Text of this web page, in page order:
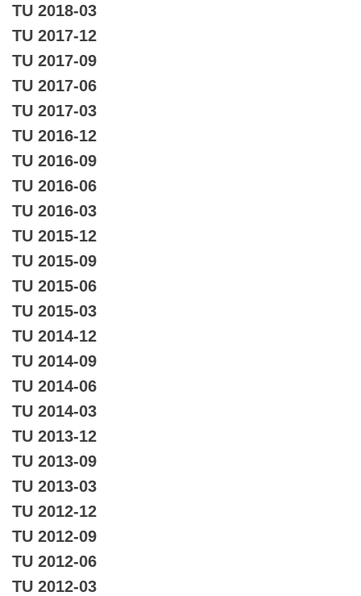
TU 2018-03
TU 2017-12
TU 2017-09
TU 2017-06
TU 2017-03
TU 2016-12
TU 2016-09
TU 2016-06
TU 2016-03
TU 2015-12
TU 2015-09
TU 2015-06
TU 2015-03
TU 2014-12
TU 2014-09
TU 2014-06
TU 2014-03
TU 2013-12
TU 2013-09
TU 2013-03
TU 2012-12
TU 2012-09
TU 2012-06
TU 2012-03